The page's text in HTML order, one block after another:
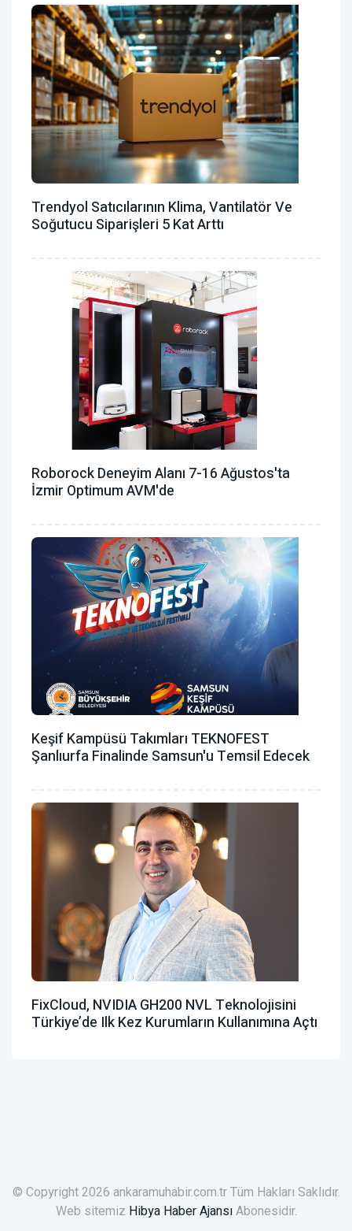
Trendyol Satıcılarının Klima, Vantilatör ‎ve
Soğutucu Siparişleri 5 Kat Arttı
Roborock Deneyim Alanı 7-16 Ağustos'ta
İzmir Optimum AVM'de
Keşif Kampüsü Takımları TEKNOFEST
Şanlıurfa Finalinde Samsun'u Temsil Edecek
FixCloud, NVIDIA GH200 NVL Teknolojisini
Türkiye’de Ilk Kez Kurumların Kullanımına Açtı
© Copyright 2026 ankaramuhabir.com.tr Tüm Hakları Saklıdır.
Web sitemiz Hibya Haber AjansıAbonesidir.